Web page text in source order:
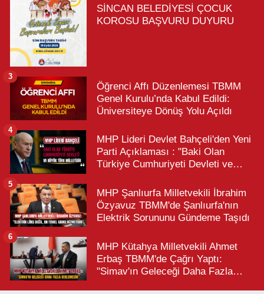
SİNCAN BELEDİYESİ ÇOCUK
KOROSU BAŞVURU DUYURU
Öğrenci Affı Düzenlemesi TBMM
Genel Kurulu’nda Kabul Edildi:
Üniversiteye Dönüş Yolu Açıldı
3
MHP Lideri Devlet Bahçeli'den Yeni
Parti Açıklaması : "Baki Olan
Türkiye Cumhuriyeti Devleti ve
4
MHP Şanlıurfa Milletvekili İbrahim
Özyavuz TBMM'de Şanlıurfa'nın
Elektrik Sorununu Gündeme Taşıdı
5
MHP Kütahya Milletvekili Ahmet
Erbaş TBMM'de Çağrı Yaptı:
"Simav'ın Geleceği Daha Fazla
6